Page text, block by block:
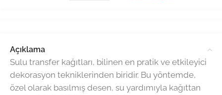
Açıklama
Sulu transfer kağıtları, bilinen en pratik ve etkileyici
dekorasyon tekniklerinden biridir. Bu yöntemde,
özel olarak basılmış desen, su yardımıyla kağıttan